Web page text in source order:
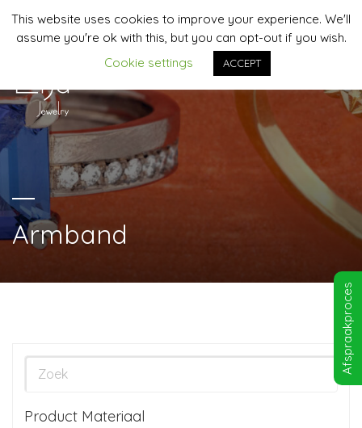
06-44958481 | info@lija-jewelry.nl
Armband
Product Materiaal
This website uses cookies to improve your experience. We'll
assume you're ok with this, but you can opt-out if you wish.
Cookie settings
ACCEPT
Afspraakproces